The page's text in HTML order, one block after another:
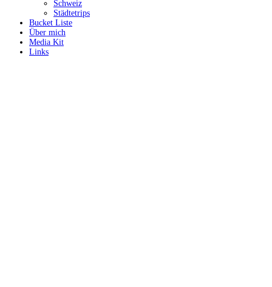
Schweiz
Städtetrips
Bucket Liste
Über mich
Media Kit
Links